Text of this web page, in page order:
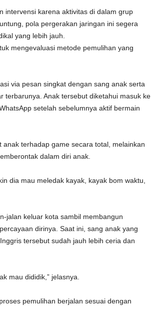
intervensi karena aktivitas di dalam grup
pola pergerakan jaringan ini segera
yang lebih jauh.
mengevaluasi metode pemulihan yang
via pesan singkat dengan sang anak serta
terbarunya. Anak tersebut diketahui masuk ke
setelah sebelumnya aktif bermain
terhadap game secara total, melainkan
dalam diri anak.
dia mau meledak kayak, kayak bom waktu,
jalan keluar kota sambil membangun
dirinya. Saat ini, sang anak yang
tersebut sudah jauh lebih ceria dan
mau dididik,” jelasnya.
pemulihan berjalan sesuai dengan